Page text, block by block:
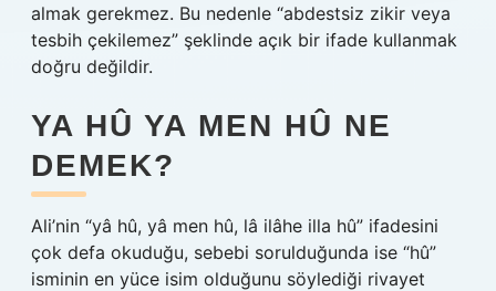
almak gerekmez. Bu nedenle “abdestsiz zikir veya
tesbih çekilemez” şeklinde açık bir ifade kullanmak
doğru değildir.
YA HÛ YA MEN HÛ NE
DEMEK?
Ali’nin “yâ hû, yâ men hû, lâ ilâhe illa hû” ifadesini
çok defa okuduğu, sebebi sorulduğunda ise “hû”
isminin en yüce isim olduğunu söylediği rivayet